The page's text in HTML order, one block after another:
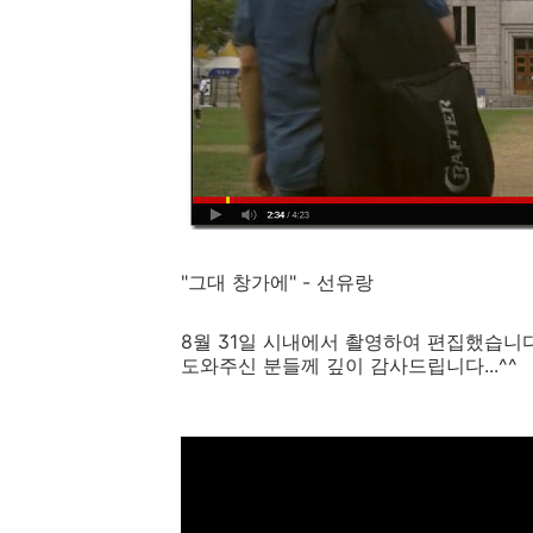
"그대 창가에" - 선유랑
8월 31일 시내에서 촬영하여 편집했습니
도와주신 분들께 깊이 감사드립니다...^^